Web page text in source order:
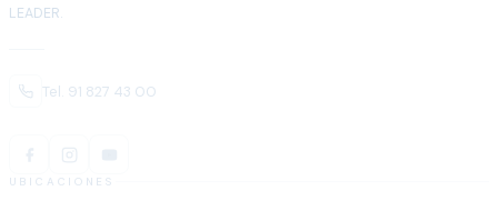
LEADER.
Tel. 91 827 43 00
UBICACIONES